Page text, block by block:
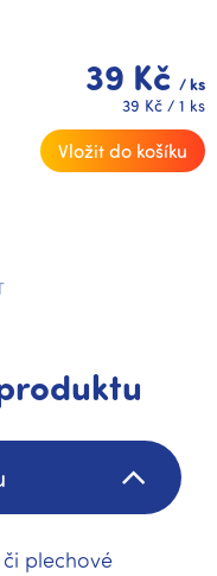
39 Kč / ks
Měrná
cena:
39 Kč / 1 ks
Vložit do košíku
či plechové